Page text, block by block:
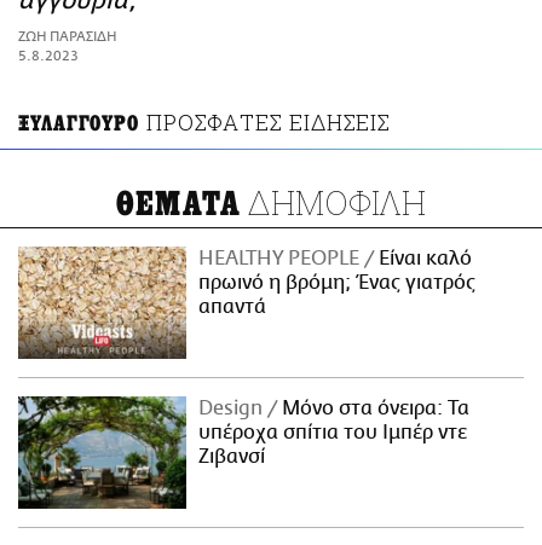
ΑΜΠΑ
PRINT
ΖΩΗ ΠΑΡΑΣΙΔΗ
5.8.2023
ΞΥΛΑΓΓΟΥΡΟ ΠΡΟΣΦΑΤΕΣ ΕΙΔΗΣΕΙΣ
ΘΕΜΑΤΑ ΔΗΜΟΦΙΛΗ
HEALTHY PEOPLE
Είναι καλό
πρωινό η βρόμη; Ένας γιατρός
απαντά
Design
Μόνο στα όνειρα: Τα
υπέροχα σπίτια του Ιμπέρ ντε
Ζιβανσί